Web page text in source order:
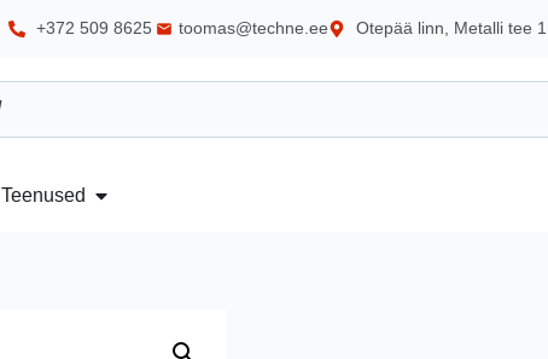
+372 509 8625 toomas@techne.ee Otepää linn, Metalli tee 1
Teenused